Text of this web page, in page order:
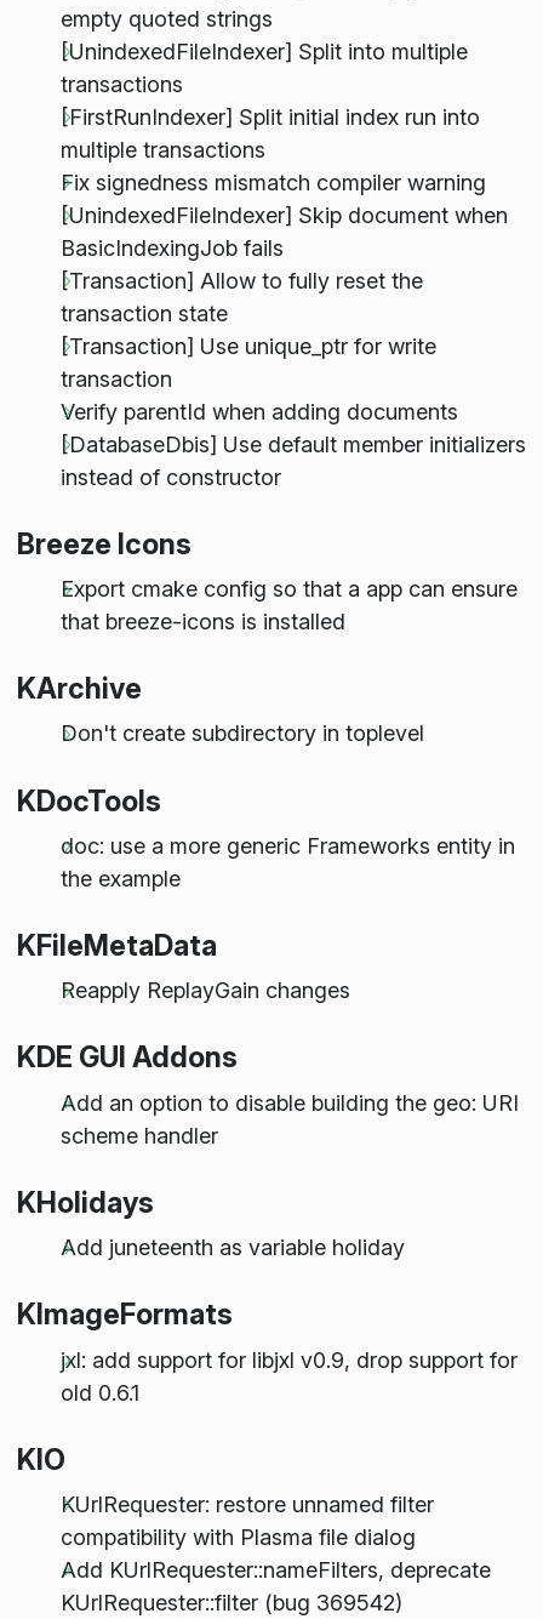
empty quoted strings
[UnindexedFileIndexer] Split into multiple
transactions
[FirstRunIndexer] Split initial index run into
multiple transactions
Fix signedness mismatch compiler warning
[UnindexedFileIndexer] Skip document when
BasicIndexingJob fails
[Transaction] Allow to fully reset the
transaction state
[Transaction] Use unique_ptr for write
transaction
Verify parentId when adding documents
[DatabaseDbis] Use default member initializers
instead of constructor
Breeze Icons
Export cmake config so that a app can ensure
that breeze-icons is installed
KArchive
Don't create subdirectory in toplevel
KDocTools
doc: use a more generic Frameworks entity in
the example
KFileMetaData
Reapply ReplayGain changes
KDE GUI Addons
Add an option to disable building the geo: URI
scheme handler
KHolidays
Add juneteenth as variable holiday
KImageFormats
jxl: add support for libjxl v0.9, drop support for
old 0.6.1
KIO
KUrlRequester: restore unnamed filter
compatibility with Plasma file dialog
Add KUrlRequester::nameFilters, deprecate
KUrlRequester::filter (bug 369542)